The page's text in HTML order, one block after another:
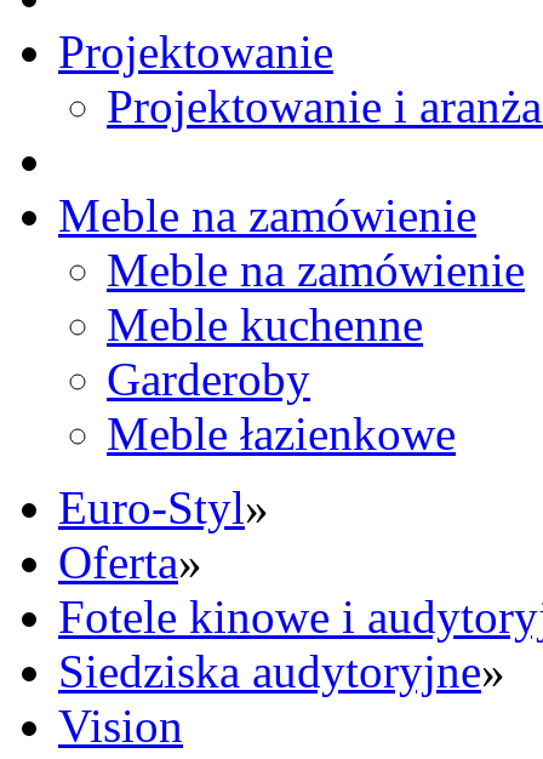
Projektowanie
Projektowanie i
Meble na zamówienie
Meble na zamówienie
Meble kuchenne
Garderoby
Meble łazienkowe
Euro-Styl»
Oferta»
Fotele kinowe i
Siedziska audytoryjne»
Vision